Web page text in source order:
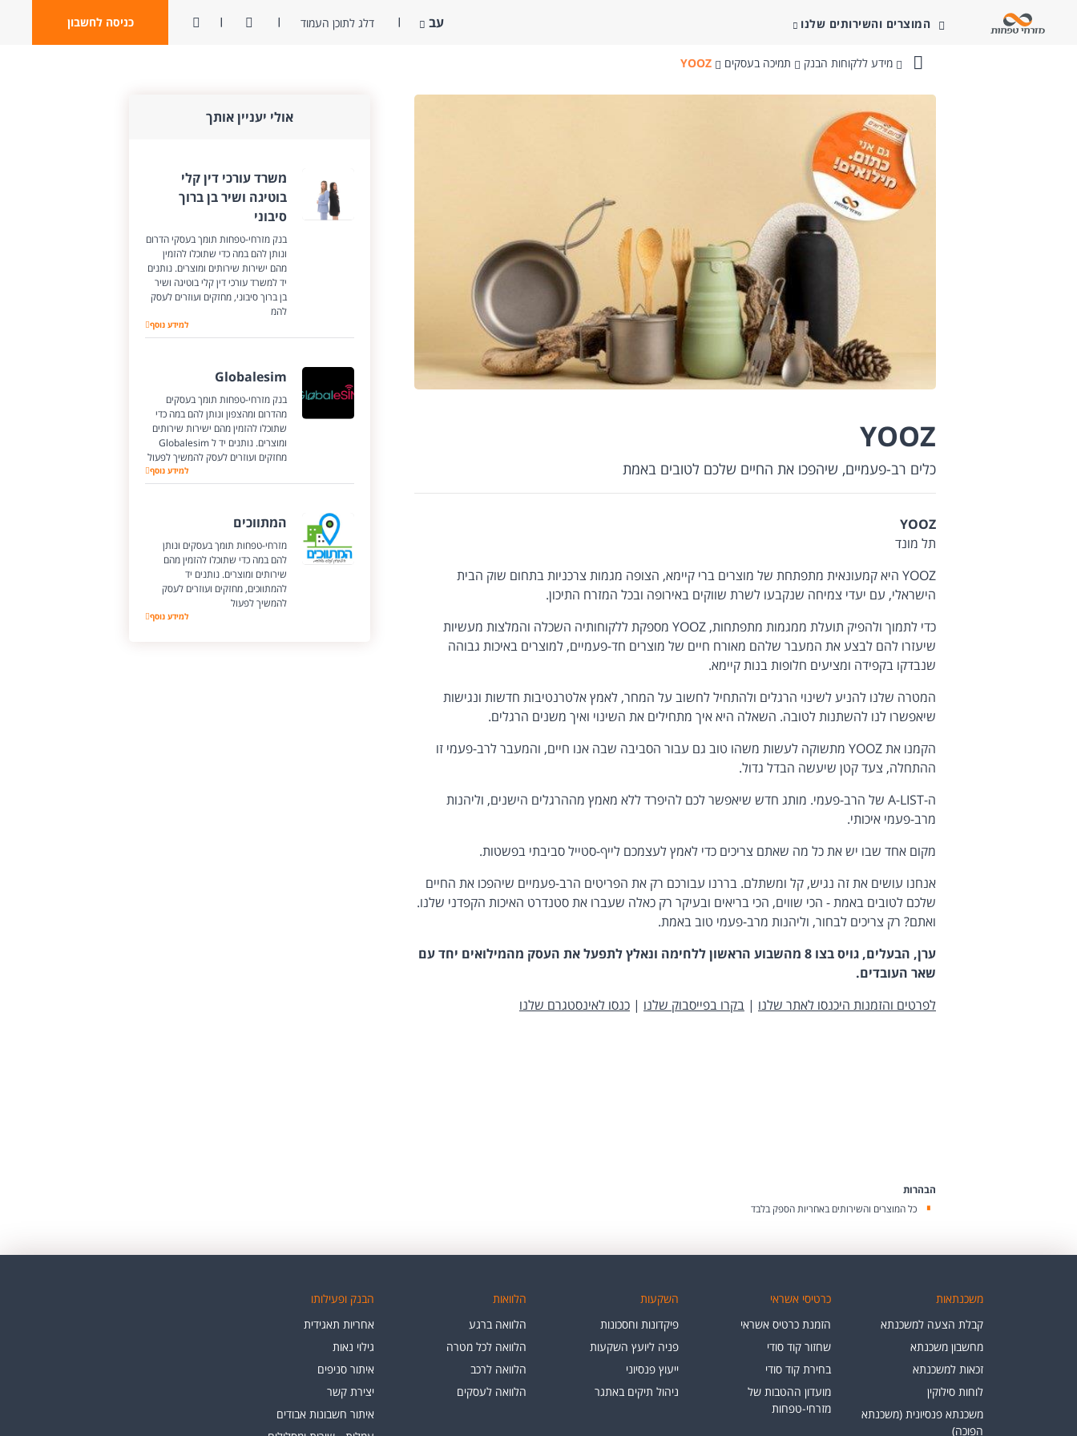
ניגודיות כניסה לחשבוןפתח חיפוש דלג לתוכן העמוד עב המוצרים והשירותים שלנו
מזרחי-טפחות
מידע ללקוחות הבנק תמיכה בעסקים YOOZ
YOOZ
כלים רב-פעמיים, שיהפכו את החיים שלכם לטובים באמת
YOOZ
תל מונד
YOOZ היא קמעונאית מתפתחת של מוצרים ברי קיימא, הצופה מגמות צרכניות בתחום שוק הבית
הישראלי, עם יעדי צמיחה שנקבעו לשרת שווקים באירופה ובכל המזרח התיכון.
כדי לתמוך ולהפיק תועלת ממגמות מתפתחות, YOOZ מספקת ללקוחותיה השכלה והמלצות מעשיות
שיעזרו להם לבצע את המעבר שלהם מאורח חיים של מוצרים חד-פעמיים, למוצרים באיכות גבוהה
שנבדקו בקפידה ומציעים חלופות בנות קיימא.
המטרה שלנו להניע לשינוי הרגלים ולהתחיל לחשוב על המחר, לאמץ אלטרנטיבות חדשות ונגישות
שיאפשרו לנו להשתנות לטובה. השאלה היא איך מתחילים את השינוי ואיך משנים הרגלים.
הקמנו את YOOZ מתשוקה לעשות משהו טוב גם עבור הסביבה שבה אנו חיים, והמעבר לרב-פעמי זו
ההתחלה, צעד קטן שיעשה הבדל גדול.
ה-A-LIST של הרב-פעמי. מותג חדש שיאפשר לכם להיפרד ללא מאמץ מההרגלים הישנים, וליהנות
מרב-פעמי איכותי.
מקום אחד שבו יש את כל מה שאתם צריכים כדי לאמץ לעצמכם לייף-סטייל סביבתי בפשטות.
אנחנו עושים את זה נגיש, קל ומשתלם. בררנו עבורכם רק את הפריטים הרב-פעמיים שיהפכו את החיים
שלכם לטובים באמת - הכי שווים, הכי בריאים ובעיקר רק כאלה שעברו את סטנדרט האיכות הקפדני שלנו.
ואתם? רק צריכים לבחור, וליהנות מרב-פעמי טוב באמת.
ערן, הבעלים, גויס בצו 8 מהשבוע הראשון ללחימה ונאלץ לתפעל את העסק מהמילואים יחד עם
שאר העובדים.
לפרטים והזמנות היכנסו לאתר שלנו | בקרו בפייסבוק שלנו | כנסו לאינסטגרם שלנו
הבהרות
כל המוצרים והשירותים באחריות הספק בלבד
אולי יעניין אותך
משרד עורכי דין קלי
בוטיגה ושיר בן ברוך
סיבוני
בנק מזרחי-טפחות תומך בעסקי הדרום
ונותן להם במה כדי שתוכלו להזמין
מהם ישירות שירותים ומוצרים. נותנים
יד למשרד עורכי דין קלי בוטיגה ושיר
בן ברוך סיבוני, מחזקים ועוזרים לעסק
להמ
משרד עורכי דין קלי בוטיגה ושיר בן ברוך סיבוני
למידע נוסף
Globalesim
בנק מזרחי-טפחות תומך בעסקים
מהדרום ומהצפון ונותן להם במה כדי
שתוכלו להזמין מהם ישירות שירותים
ומוצרים. נותנים יד ל Globalesim
מחזקים ועוזרים לעסק להמשיך לפעול
Globalesimלמידע נוסף
המתווכים
מזרחי-טפחות תומך בעסקים ונותן
להם במה כדי שתוכלו להזמין מהם
שירותים ומוצרים. נותנים יד
להמתווכים, מחזקים ועוזרים לעסק
להמשיך לפעול
המתווכיםלמידע נוסף
משכנתאות
קבלת הצעה למשכנתא
מחשבון משכנתא
זכאות למשכנתא
לוחות סילוקין
משכנתא פנסיונית (משכנתא
הפוכה)
כרטיסי אשראי
הזמנת כרטיס אשראי
שחזור קוד סודי
בחירת קוד סודי
מועדון ההטבות של
מזרחי-טפחות
השקעות
פיקדונות וחסכונות
פניה ליועץ השקעות
ייעוץ פנסיוני
ניהול תיקים באתגר
הלוואות
הלוואה ברגע
הלוואה לכל מטרה
הלוואה לרכב
הלוואה לעסקים
הבנק ופעילותו
אחריות תאגידית
גילוי נאות
איתור סניפים
יצירת קשר
איתור חשבונות אבודים